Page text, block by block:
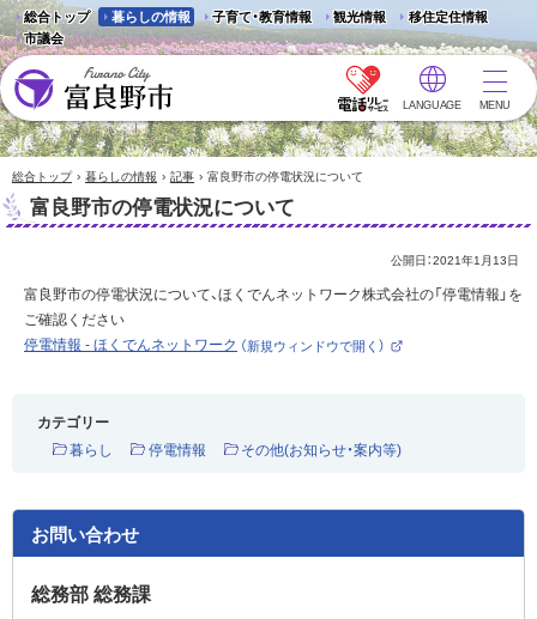
総合トップ 暮らしの情報 子育て・教育情報 観光情報
移住定住情報
市議会
富良野市 - Frano City
LANGUAGE MENU
総合トップ › 暮らしの情報 › 記事 › 富良野市の停電状況について
富良野市の停電状況について
公開日：2021年1月13日
富良野市の停電状況について、ほくでんネットワーク株式会社の「停電情報」を
ご確認ください
停電情報 - ほくでんネットワーク （新規ウィンドウで開く）
）
カテゴリー
暮らし
停電情報 その他(お知らせ・案内等)
お問い合わせ
総務部 総務課